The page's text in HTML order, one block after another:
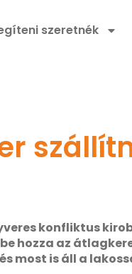
szeretnék
konfliktus
hozza az
most is áll a